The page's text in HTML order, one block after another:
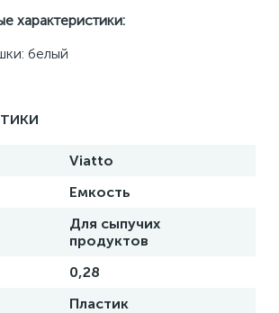
характеристики:
белый
Viatto
Емкость
Для сыпучих
продуктов
0,28
Пластик